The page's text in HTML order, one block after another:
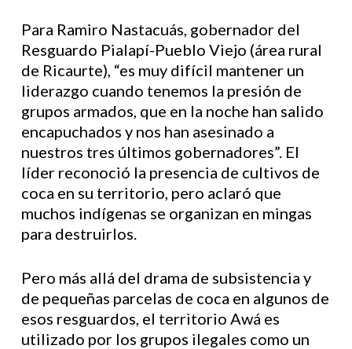
Para Ramiro Nastacuás, gobernador del
Resguardo Pialapí-Pueblo Viejo (área rural
de Ricaurte), “es muy difícil mantener un
liderazgo cuando tenemos la presión de
grupos armados, que en la noche han salido
encapuchados y nos han asesinado a
nuestros tres últimos gobernadores”. El
líder reconoció la presencia de cultivos de
coca en su territorio, pero aclaró que
muchos indígenas se organizan en mingas
para destruirlos.
Pero más allá del drama de subsistencia y
de pequeñas parcelas de coca en algunos de
esos resguardos, el territorio Awá es
utilizado por los grupos ilegales como un